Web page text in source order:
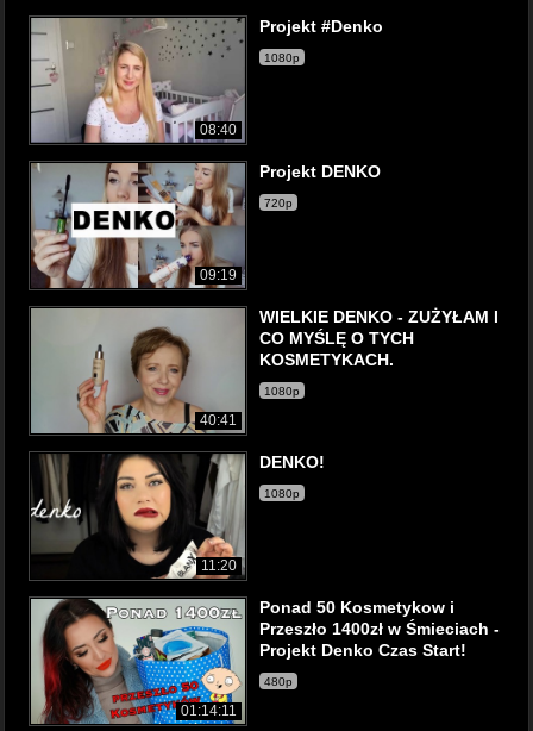
08:40
Projekt #Denko
1080p
09:19
Projekt DENKO
720p
40:41
WIELKIE DENKO - ZUŻYŁAM I
CO MYŚLĘ O TYCH
KOSMETYKACH.
1080p
11:20
DENKO!
1080p
01:14:11
Ponad 50 Kosmetykow i
Przeszło 1400zł w Śmieciach -
Projekt Denko Czas Start!
480p